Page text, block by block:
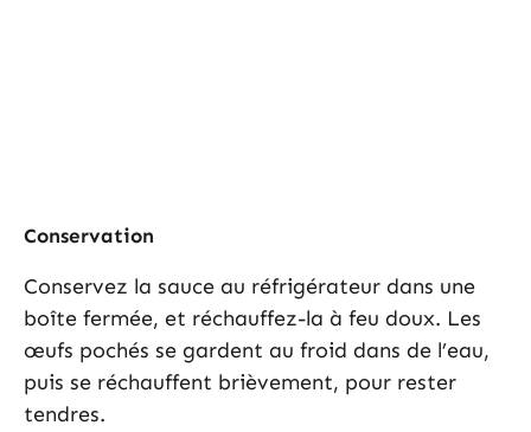
Conservation
Conservez la sauce au réfrigérateur dans une
boîte fermée, et réchauffez-la à feu doux. Les
œufs pochés se gardent au froid dans de l’eau,
puis se réchauffent brièvement, pour rester
tendres.